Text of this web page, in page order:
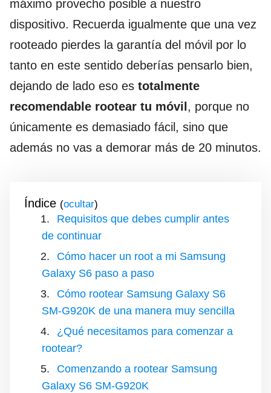
máximo provecho posible a nuestro
dispositivo. Recuerda igualmente que una vez
rooteado pierdes la garantía del móvil por lo
tanto en este sentido deberías pensarlo bien,
dejando de lado eso es totalmente
recomendable rootear tu móvil , porque no
únicamente es demasiado fácil, sino que
además no vas a demorar más de 20 minutos.
Índice ( )
Requisitos que debes cumplir antes
de continuar
Cómo hacer un root a mi Samsung
Galaxy S6 paso a paso
Cómo rootear Samsung Galaxy S6
SM-G920K de una manera muy sencilla
¿Qué necesitamos para comenzar a
rootear?
Comenzando a rootear Samsung
Galaxy S6 SM-G920K